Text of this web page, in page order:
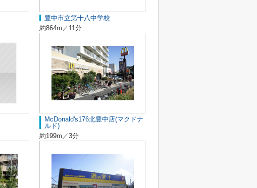
豊中市立第十八中学校
約864m／11分
McDonald's176北豊中店(マクドナ
ルド)
約199m／3分